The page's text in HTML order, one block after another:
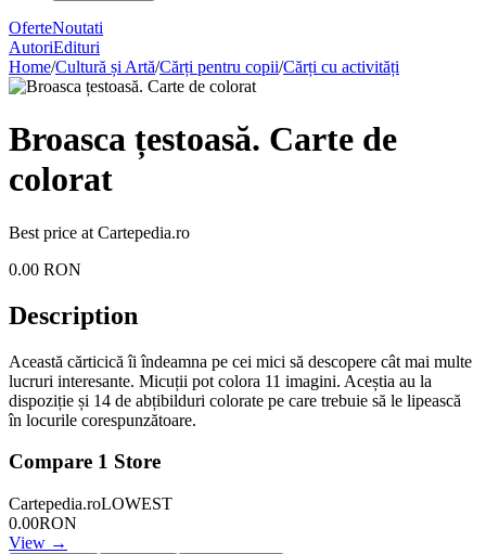
OferteNoutati
AutoriEdituri
Home/Cultură și Artă/Cărți pentru copii/Cărți cu activități
Broasca țestoasă. Carte de
colorat
Best price at Cartepedia.ro
0.00 RON
Description
Această cărticică îi îndeamna pe cei mici să descopere cât mai multe
lucruri interesante. Micuții pot colora 11 imagini. Aceștia au la
dispoziție și 14 de abțibilduri colorate pe care trebuie să le lipească
în locurile corespunzătoare.
Compare 1 Store
Cartepedia.roLOWEST
0.00RON
View →